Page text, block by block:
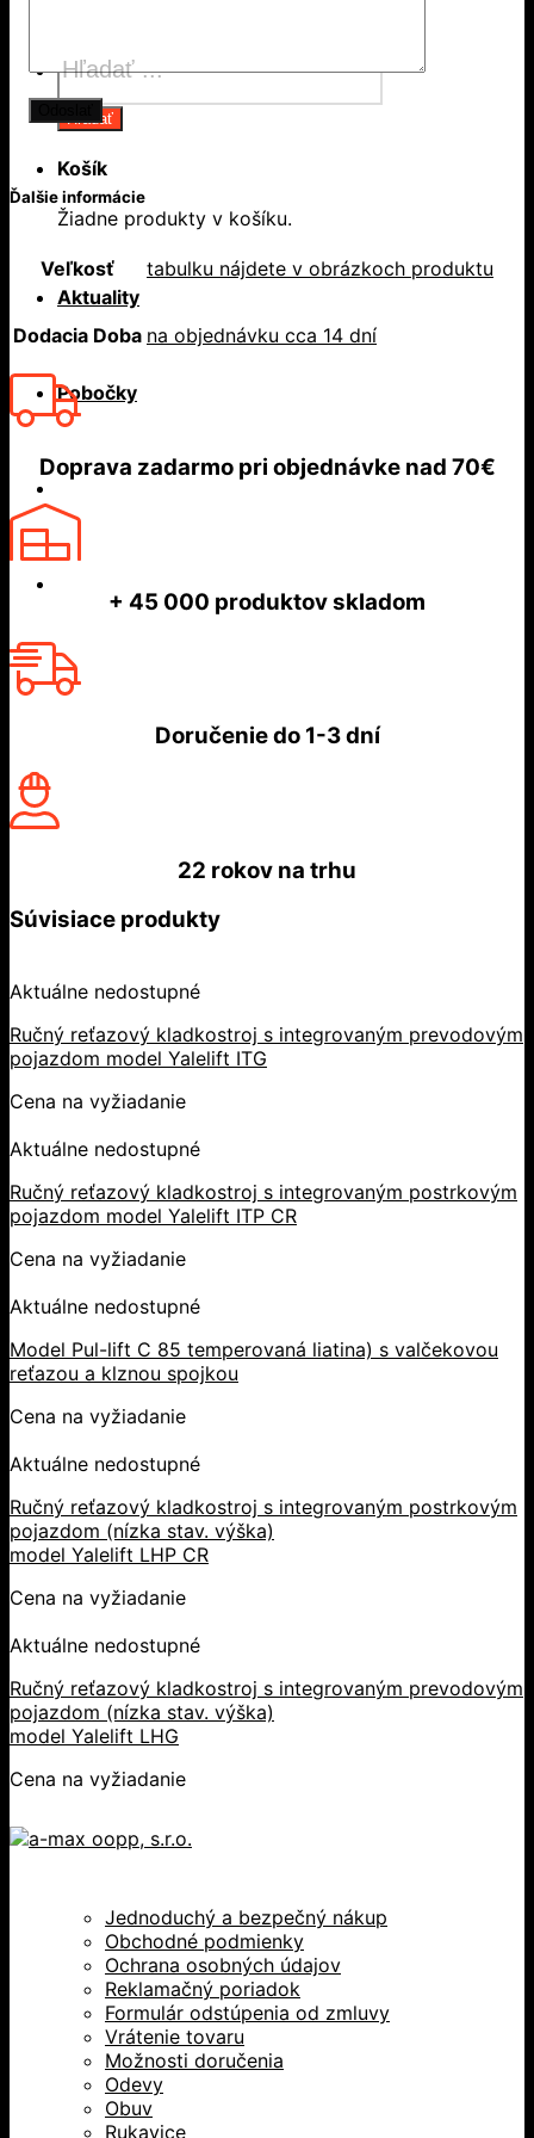
search
Hľadať
Košík
Žiadne produkty v košíku.
Aktuality
Pobočky
Ďalšie informácie
Veľkosť tabulku nájdete v obrázkoch produktu
Dodacia Doba na objednávku cca 14 dní
Doprava zadarmo pri objednávke nad 70€
+ 45 000 produktov skladom
Doručenie do1-3 dní
22 rokov na trhu
Súvisiace produkty
Aktuálne nedostupné
Ručný reťazový kladkostroj s integrovaným prevodovým
pojazdom model Yalelift ITG
Cena na vyžiadanie
Aktuálne nedostupné
Ručný reťazový kladkostroj s integrovaným postrkovým
pojazdom model Yalelift ITP CR
Cena na vyžiadanie
Aktuálne nedostupné
Model Pul-lift C 85 temperovaná liatina) s valčekovou
reťazou a klznou spojkou
Cena na vyžiadanie
Aktuálne nedostupné
Ručný reťazový kladkostroj s integrovaným postrkovým
pojazdom (nízka stav. výška)
model Yalelift LHP CR
Cena na vyžiadanie
Aktuálne nedostupné
Ručný reťazový kladkostroj s integrovaným prevodovým
pojazdom (nízka stav. výška)
model Yalelift LHG
Cena na vyžiadanie
Jednoduchý a bezpečný nákup
Obchodné podmienky
Ochrana osobných údajov
Reklamačný poriadok
Formulár odstúpenia od zmluvy
Vrátenie tovaru
Možnosti doručenia
Odevy
Obuv
Rukavice